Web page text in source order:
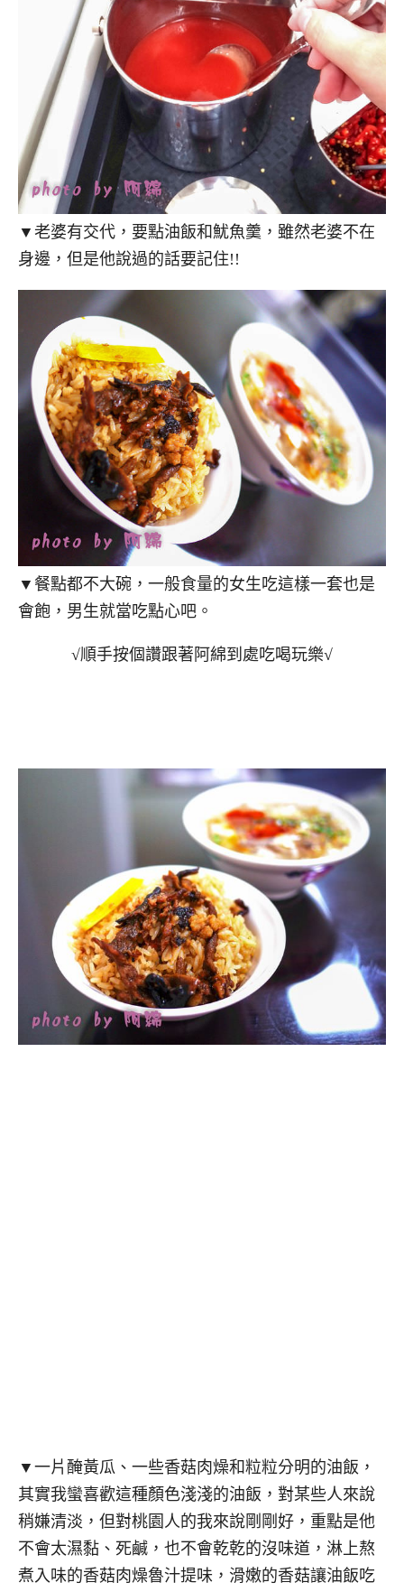
▼老婆有交代，要點油飯和魷魚羹，雖然老婆不在
身邊，但是他說過的話要記住!!
▼餐點都不大碗，一般食量的女生吃這樣一套也是
會飽，男生就當吃點心吧。
√順手按個讚跟著阿綿到處吃喝玩樂√
▼一片醃黃瓜、一些香菇肉燥和粒粒分明的油飯，
其實我蠻喜歡這種顏色淺淺的油飯，對某些人來說
稍嫌清淡，但對桃園人的我來說剛剛好，重點是他
不會太濕黏、死鹹，也不會乾乾的沒味道，淋上熬
煮入味的香菇肉燥魯汁提味，滑嫩的香菇讓油飯吃